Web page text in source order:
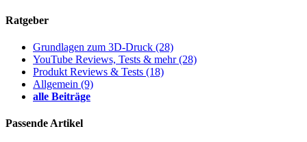
Ratgeber
Grundlagen zum 3D-Druck (28)
YouTube Reviews, Tests & mehr(28)
Produkt Reviews & Tests (18)
Allgemein (9)
alle Beiträge
Passende Artikel